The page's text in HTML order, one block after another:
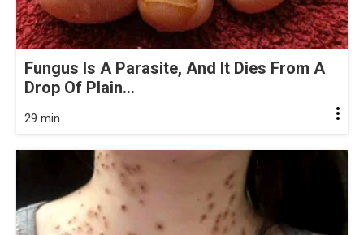
Fungus Is A Parasite, And It Dies From A
Drop Of Plain...
29 min